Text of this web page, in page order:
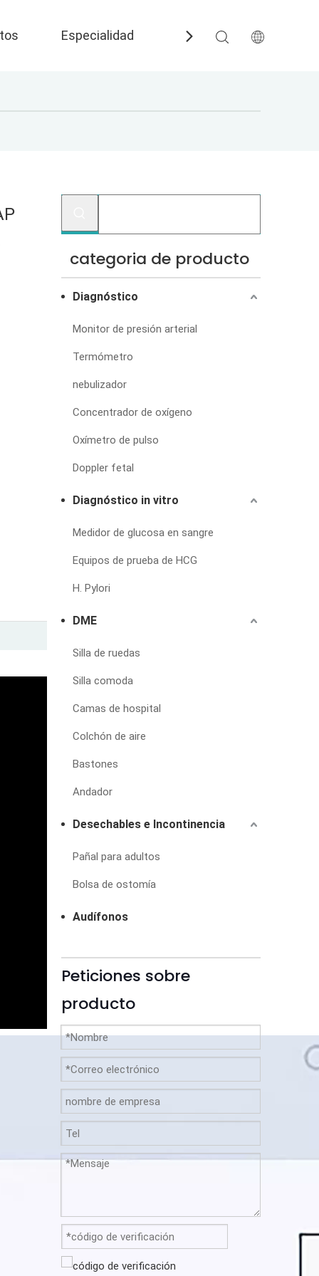
Especialidad Preguntas más
categoria de producto
Diagnóstico
Monitor de presión arterial
Termómetro
nebulizador
Concentrador de oxígeno
Oxímetro de pulso
Doppler fetal
Diagnóstico in vitro
Medidor de glucosa en sangre
Equipos de prueba de HCG
H. Pylori
DME
Silla de ruedas
Silla comoda
Camas de hospital
Colchón de aire
Bastones
Andador
Desechables e Incontinencia
Pañal para adultos
Bolsa de ostomía
Audífonos
Peticiones sobre
producto